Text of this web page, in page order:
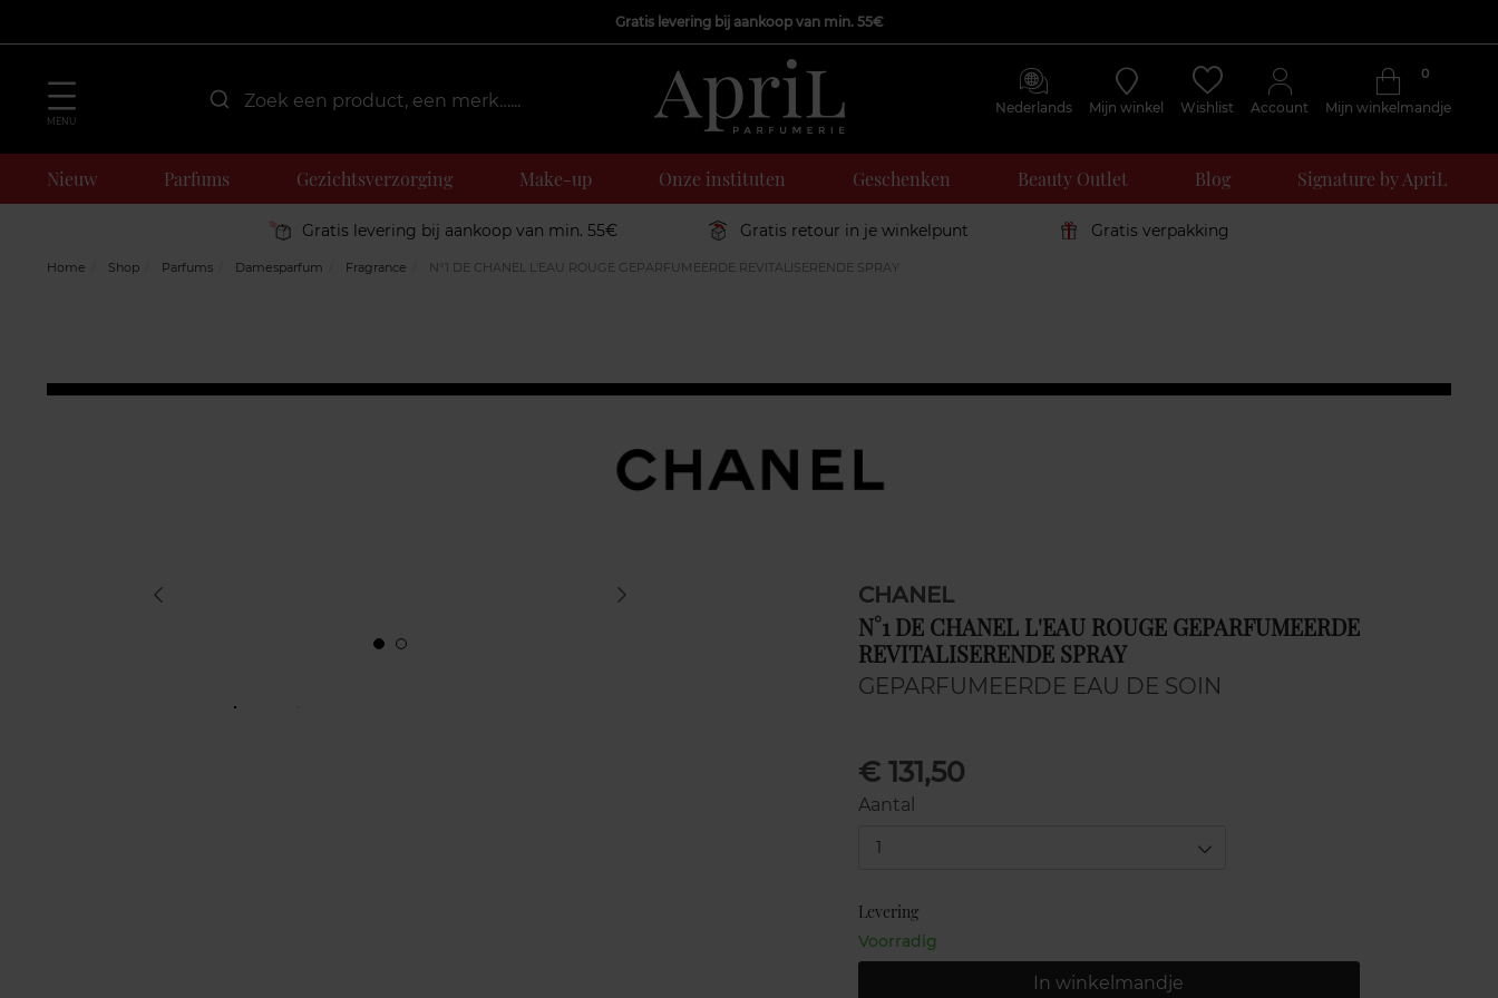
Gratis levering bij aankoop van min. 55€
MENU
Nederlands Mijn winkel Wishlist Account Mijn winkelmandje
0
Nieuw Parfums Gezichtsverzorging Make-up Onze instituten Geschenken Beauty Outlet Blog Signature by ApriL
Gratis levering bij aankoop van min. 55€ Gratis retour in je winkelpunt Gratis verpakking
Home Shop Parfums Damesparfum Fragrance N°1 DE CHANEL L'EAU ROUGE GEPARFUMEERDE REVITALISERENDE SPRAY
CHANEL
N°1 DE CHANEL L'EAU ROUGE GEPARFUMEERDE
REVITALISERENDE SPRAY
GEPARFUMEERDE EAU DE SOIN
€ 131,50
Aantal
1
Levering
Voorradig
In winkelmandje